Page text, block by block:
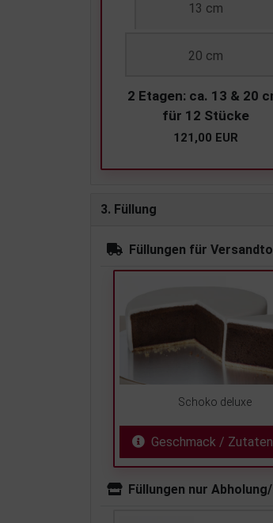
13 cm
20 cm
2 Etagen: ca. 13 & 20
für 12 Stücke
121,00 EUR
3. Füllung
Füllungen für
Schoko deluxe
Geschmack / Zutaten
Füllungen nur